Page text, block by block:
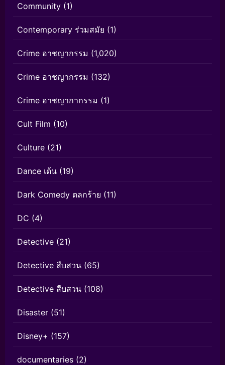
Community (1)
Contemporary ร่วมสมัย (1)
Crime อาชญากรรม (1,020)
Crime อาชญากรรม (132)
Crime อาชญากากรรม (1)
Cult Film (10)
Culture (21)
Dance เต้น (19)
Dark Comedy ตลกร้าย (11)
DC (4)
Detective (21)
Detective สืบสวน (65)
Detective สืบสวน (108)
Disaster (51)
Disney+ (157)
documentaries (2)